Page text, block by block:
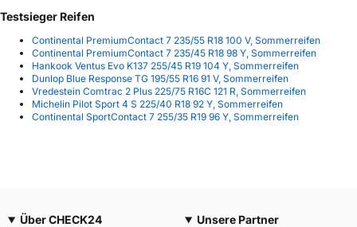
Testsieger Reifen
Continental PremiumContact 7 235/55 R18 100 V, Sommerreifen
Continental PremiumContact 7 235/45 R18 98 Y, Sommerreifen
Hankook Ventus Evo K137 255/45 R19 104 Y, Sommerreifen
Dunlop Blue Response TG 195/55 R16 91 V, Sommerreifen
Vredestein Comtrac 2 Plus 225/75 R16C 121 R, Sommerreifen
Michelin Pilot Sport 4 S 225/40 R18 92 Y, Sommerreifen
Continental SportContact 7 255/35 R19 96 Y, Sommerreifen
Über CHECK24
Unsere Partner